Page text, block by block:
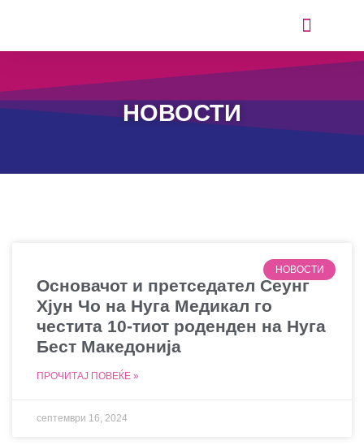
НОВОСТИ
НОВОСТИ
Основачот и претседател Сеунг
Хјун Чо на Нуга Медикал го
честита 10-тиот роденден на Нуга
Бест Македонија
ПРОЧИТАЈ ПОВЕЌЕ »
септември 16, 2024